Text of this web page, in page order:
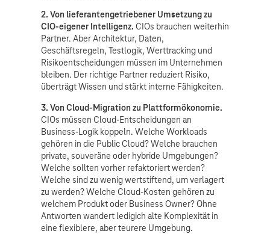
2. Von lieferantengetriebener Umsetzung zu
CIO-eigener Intelligenz. CIOs brauchen weiterhin
Partner. Aber Architektur, Daten,
Geschäftsregeln, Testlogik, Werttracking und
Risikoentscheidungen müssen im Unternehmen
bleiben. Der richtige Partner reduziert Risiko,
überträgt Wissen und stärkt interne Fähigkeiten.
3. Von Cloud-Migration zu Plattformökonomie.
CIOs müssen Cloud-Entscheidungen an
Business-Logik koppeln. Welche Workloads
gehören in die Public Cloud? Welche brauchen
private, souveräne oder hybride Umgebungen?
Welche sollten vorher refaktoriert werden?
Welche sind zu wenig wertstiftend, um verlagert
zu werden? Welche Cloud-Kosten gehören zu
welchem Produkt oder Business Owner? Ohne
Antworten wandert ledigich alte Komplexität in
eine flexiblere, aber teurere Umgebung.